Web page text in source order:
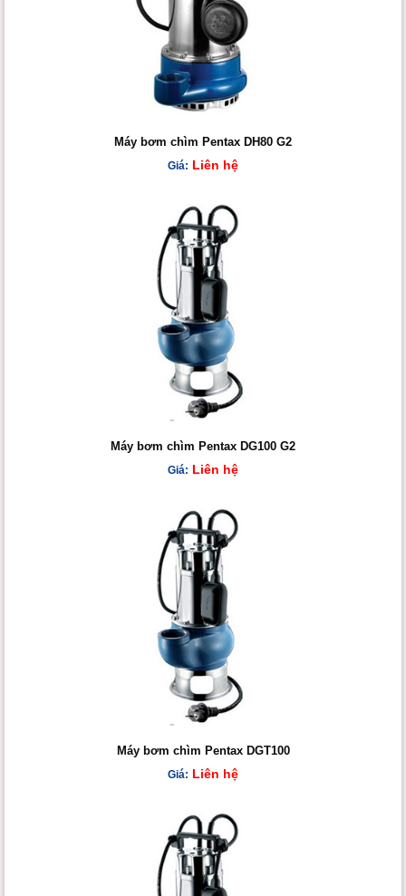
Máy bơm chìm Pentax DH80 G2
Giá: Liên hệ
Máy bơm chìm Pentax DG100 G2
Giá: Liên hệ
Máy bơm chìm Pentax DGT100
Giá: Liên hệ